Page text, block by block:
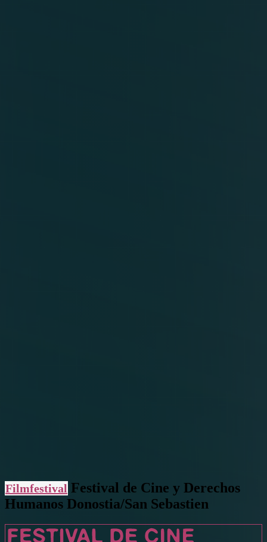
Filmfestival Festival de Cine y Derechos
Humanos Donostia/San Sebastien